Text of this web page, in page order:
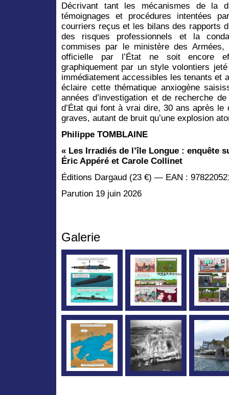
Décrivant tant les mécanismes de la
témoignages et procédures intentées
courriers reçus et les bilans des rapports
des risques professionnels et la
commises par le ministère des Armées,
officielle par l’État ne soit encore
graphiquement par un style volontiers
immédiatement accessibles les tenants et
éclaire cette thématique anxiogène
années d’investigation et de recherche
d’État qui font à vrai dire, 30 ans après le
graves, autant de bruit qu’une explosion
Philippe TOMBLAINE
« Les Irradiés de l’île Longue : enquête
Éric Appéré et Carole Collinet
Éditions Dargaud (23 €) — EAN :
Parution 19 juin 2026
Galerie